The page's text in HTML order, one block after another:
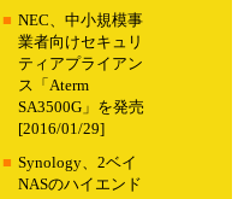
■ NEC、中小規模事
業者向けセキュリ
ティアプライアン
ス「Aterm
SA3500G」を発売
[2016/01/29]
■ Synology、2ベイ
NASのハイエンド